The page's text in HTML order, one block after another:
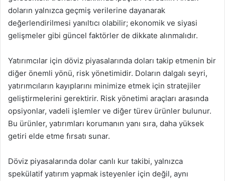
doların yalnızca geçmiş verilerine dayanarak
değerlendirilmesi yanıltıcı olabilir; ekonomik ve siyasi
gelişmeler gibi güncel faktörler de dikkate alınmalıdır.
Yatırımcılar için döviz piyasalarında doları takip etmenin bir
diğer önemli yönü, risk yönetimidir. Doların dalgalı seyri,
yatırımcıların kayıplarını minimize etmek için stratejiler
geliştirmelerini gerektirir. Risk yönetimi araçları arasında
opsiyonlar, vadeli işlemler ve diğer türev ürünler bulunur.
Bu ürünler, yatırımları korumanın yanı sıra, daha yüksek
getiri elde etme fırsatı sunar.
Döviz piyasalarında dolar canlı kur takibi, yalnızca
spekülatif yatırım yapmak isteyenler için değil, aynı